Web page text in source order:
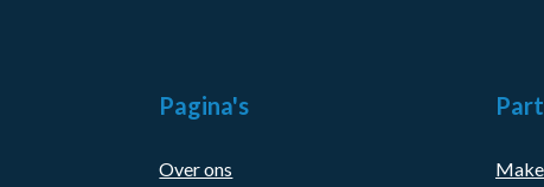
Pagina's
Over ons